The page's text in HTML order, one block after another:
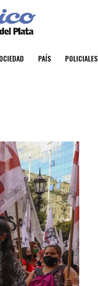
PAÍS POLICIALES